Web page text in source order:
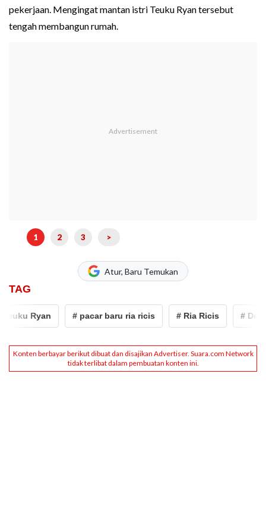
pekerjaan. Mengingat mantan istri Teuku Ryan tersebut
tengah membangun rumah.
1 2 3 >
Atur, Baru Temukan
TAG
Ryan # pacar baru ria ricis # Ria Ricis #